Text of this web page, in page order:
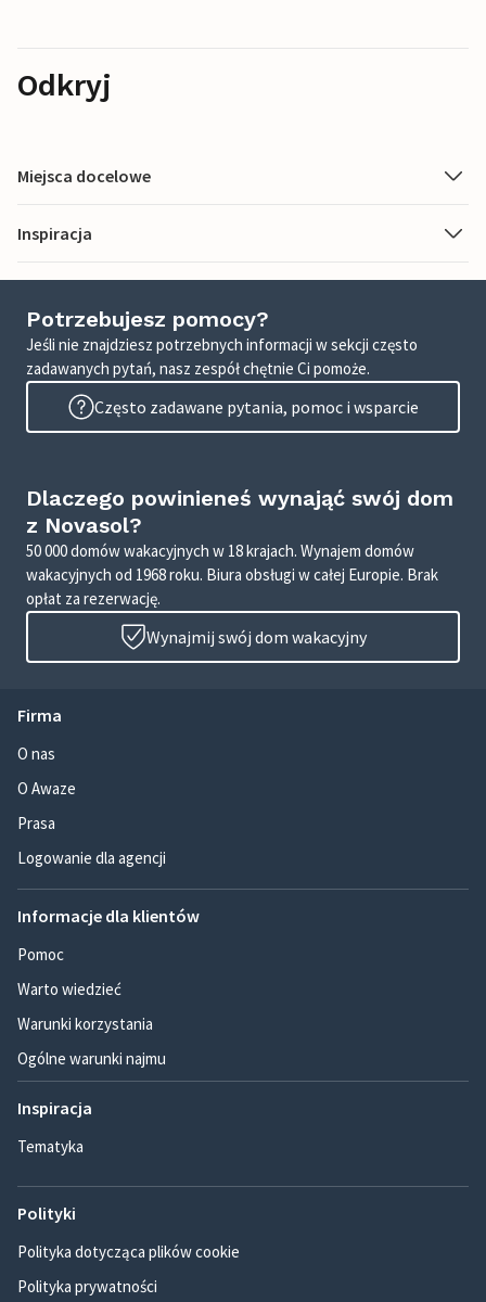
Odkryj
Miejsca docelowe
Inspiracja
Potrzebujesz pomocy?
Jeśli nie znajdziesz potrzebnych informacji w sekcji często
zadawanych pytań, nasz zespół chętnie Ci pomoże.
Często zadawane pytania, pomoc i wsparcie
Dlaczego powinieneś wynająć swój dom
z Novasol?
50 000 domów wakacyjnych w 18 krajach. Wynajem domów
wakacyjnych od 1968 roku. Biura obsługi w całej Europie. Brak
opłat za rezerwację.
Wynajmij swój dom wakacyjny
Firma
O nas
O Awaze
Prasa
Logowanie dla agencji
Informacje dla klientów
Pomoc
Warto wiedzieć
Warunki korzystania
Ogólne warunki najmu
Inspiracja
Tematyka
Polityki
Polityka dotycząca plików cookie
Polityka prywatności